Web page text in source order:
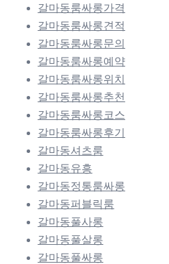
갈마동룸싸롱가격
갈마동룸싸롱견적
갈마동룸싸롱문의
갈마동룸싸롱예약
갈마동룸싸롱위치
갈마동룸싸롱추천
갈마동룸싸롱코스
갈마동룸싸롱후기
갈마동셔츠룸
갈마동유흥
갈마동정통룸싸롱
갈마동퍼블릭룸
갈마동풀사롱
갈마동풀살롱
갈마동풀싸롱